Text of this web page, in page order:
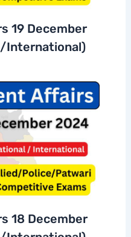
19 December
International)
18 December